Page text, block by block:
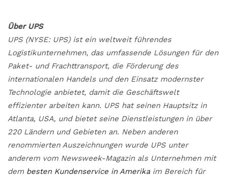
Über UPS
UPS (NYSE: UPS) ist ein weltweit führendes
Logistikunternehmen, das umfassende Lösungen für den
Paket- und Frachttransport, die Förderung des
internationalen Handels und den Einsatz modernster
Technologie anbietet, damit die Geschäftswelt
effizienter arbeiten kann. UPS hat seinen Hauptsitz in
Atlanta, USA, und bietet seine Dienstleistungen in über
220 Ländern und Gebieten an. Neben anderen
renommierten Auszeichnungen wurde UPS unter
anderem vom Newsweek-Magazin als Unternehmen mit
dem besten Kundenservice in Amerikaim Bereich für